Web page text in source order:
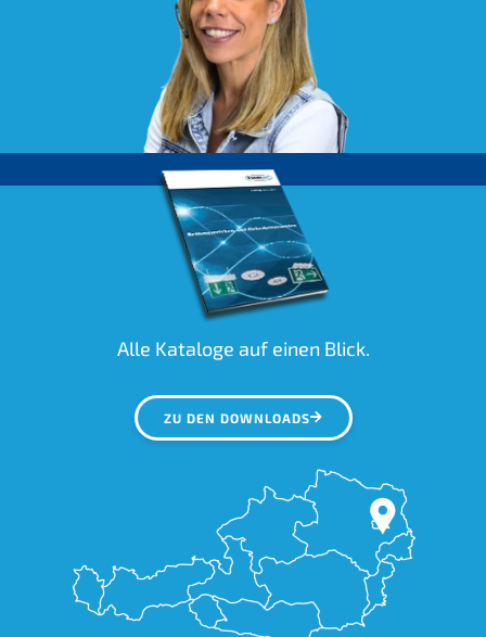
Alle Kataloge auf einen Blick.
ZU DEN DOWNLOADS